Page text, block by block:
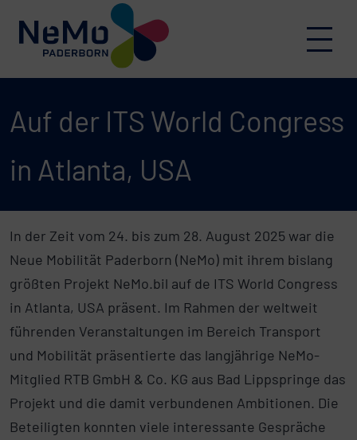
Menu
Auf der ITS World Congress
in Atlanta, USA
In der Zeit vom 24. bis zum 28. August 2025 war die
Neue Mobilität Paderborn (NeMo) mit ihrem bislang
größten Projekt NeMo.bil auf de ITS World Congress
in Atlanta, USA präsent. Im Rahmen der weltweit
führenden Veranstaltungen im Bereich Transport
und Mobilität präsentierte das langjährige NeMo-
Mitglied RTB GmbH & Co. KG aus Bad Lippspringe das
Projekt und die damit verbundenen Ambitionen. Die
Beteiligten konnten viele interessante Gespräche